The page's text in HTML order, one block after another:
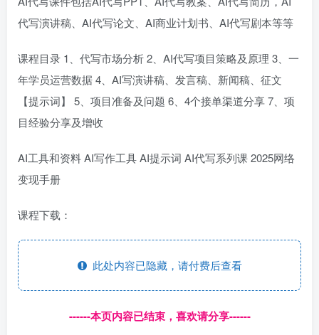
代写演讲稿、AI代写论文、AI商业计划书、AI代写剧本等等
课程目录 1、代写市场分析 2、AI代写项目策略及原理 3、一
年学员运营数据 4、AI写演讲稿、发言稿、新闻稿、征文
【提示词】 5、项目准备及问题 6、4个接单渠道分享 7、项
目经验分享及增收
AI工具和资料 AI写作工具 AI提示词 AI代写系列课 2025网络
变现手册
课程下载：
此处内容已隐藏，请付费后查看
------本页内容已结束，喜欢请分享------